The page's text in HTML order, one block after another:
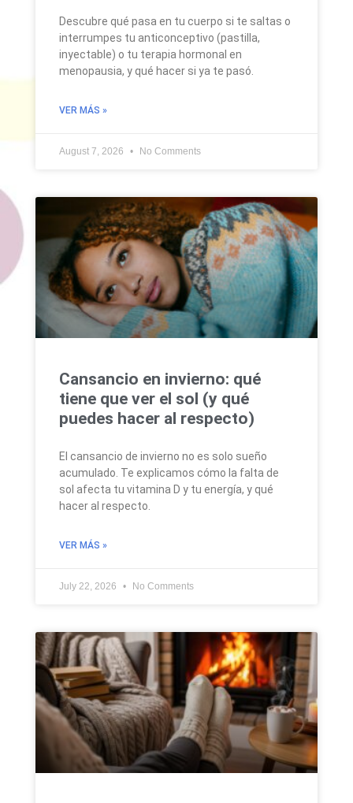
Descubre qué pasa en tu cuerpo si te saltas o
interrumpes tu anticonceptivo (pastilla,
inyectable) o tu terapia hormonal en
menopausia, y qué hacer si ya te pasó.
VER MÁS »
August 7, 2026 No Comments
Cansancio en invierno: qué
tiene que ver el sol (y qué
puedes hacer al respecto)
El cansancio de invierno no es solo sueño
acumulado. Te explicamos cómo la falta de
sol afecta tu vitamina D y tu energía, y qué
hacer al respecto.
VER MÁS »
July 22, 2026 No Comments